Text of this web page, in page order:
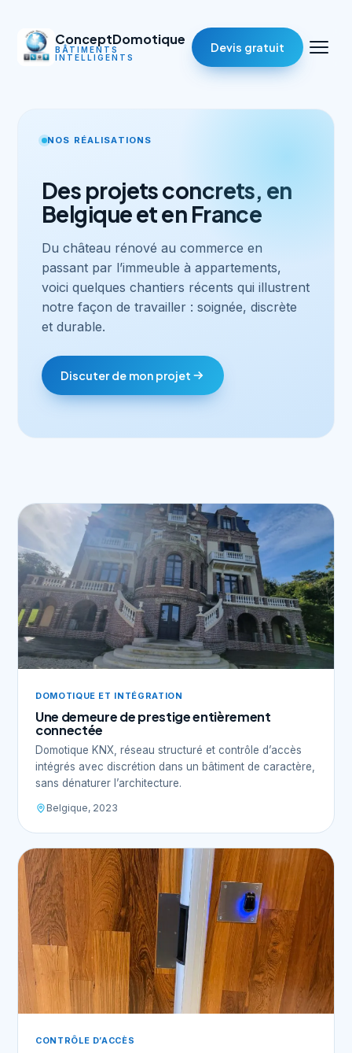
ConceptDomotique
BÂTIMENTS
INTELLIGENTS
Devis gratuit
NOS RÉALISATIONS
Des projets concrets, en
Belgique et en France
Du château rénové au commerce en
passant par l’immeuble à appartements,
voici quelques chantiers récents qui illustrent
notre façon de travailler : soignée, discrète
et durable.
Discuter de mon projet
DOMOTIQUE ET INTÉGRATION
Une demeure de prestige entièrement
connectée
Domotique KNX, réseau structuré et contrôle d’accès
intégrés avec discrétion dans un bâtiment de caractère,
sans dénaturer l’architecture.
Belgique, 2023
CONTRÔLE D’ACCÈS